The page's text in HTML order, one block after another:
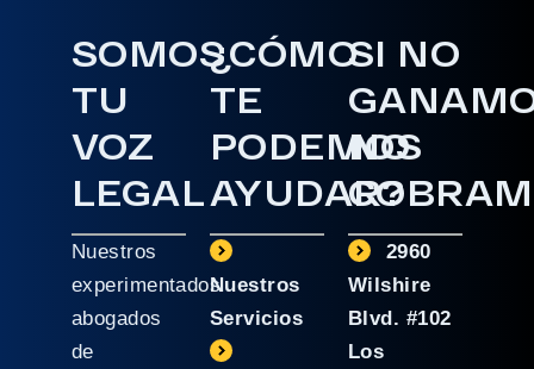
SOMOS
TU
VOZ
LEGAL
Nuestros
experimentados
abogados
de
¿CÓMO
TE
PODEMOS
AYUDAR?
Nuestros
Servicios
SI NO
NO
2960
Wilshire
Blvd. #102
Los